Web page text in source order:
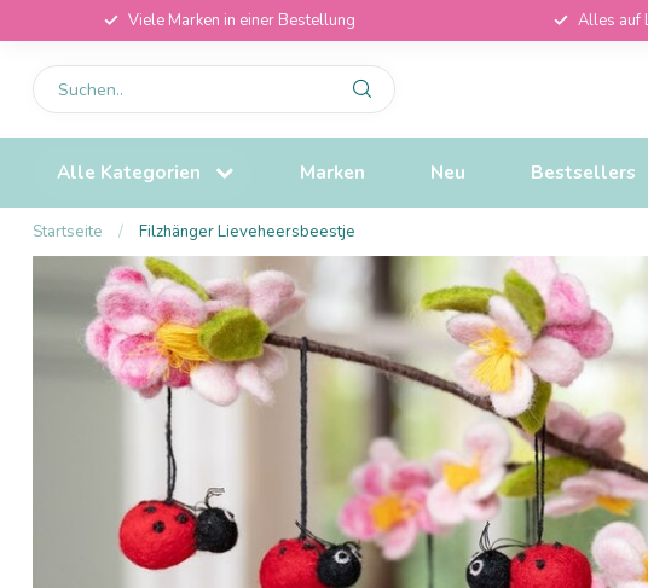
Viele Marken in einer Bestellung Alles auf
Alle Kategorien Marken Neu Bestsellers
Startseite / Filzhänger Lieveheersbeestje